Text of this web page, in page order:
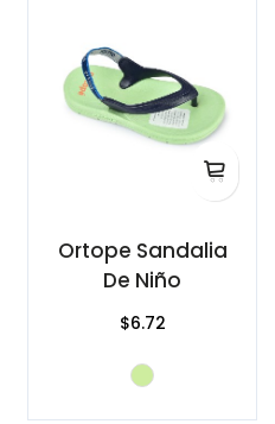
Ortope Sandalia
De Niño
$6.72